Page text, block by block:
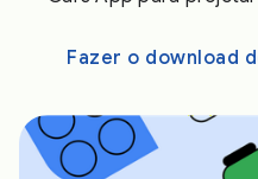
Fazer o download